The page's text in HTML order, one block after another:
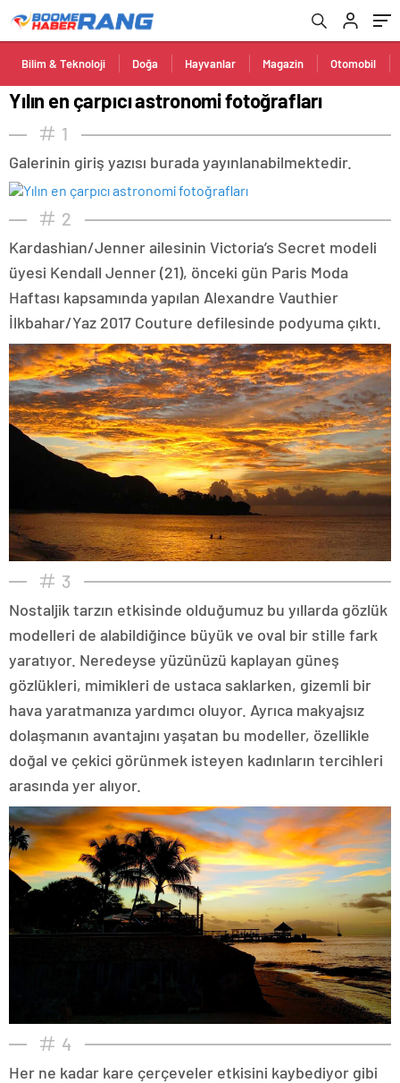
Bilim & Teknoloji Doğa Hayvanlar Magazin Otomobil
Yılın en çarpıcı astronomi fotoğrafları
1
Galerinin giriş yazısı burada yayınlanabilmektedir.
2
Kardashian/Jenner ailesinin Victoria’s Secret modeli
üyesi Kendall Jenner (21), önceki gün Paris Moda
Haftası kapsamında yapılan Alexandre Vauthier
İlkbahar/Yaz 2017 Couture defilesinde podyuma çıktı.
3
Nostaljik tarzın etkisinde olduğumuz bu yıllarda gözlük
modelleri de alabildiğince büyük ve oval bir stille fark
yaratıyor. Neredeyse yüzünüzü kaplayan güneş
gözlükleri, mimikleri de ustaca saklarken, gizemli bir
hava yaratmanıza yardımcı oluyor. Ayrıca makyajsız
dolaşmanın avantajını yaşatan bu modeller, özellikle
doğal ve çekici görünmek isteyen kadınların tercihleri
arasında yer alıyor.
4
Her ne kadar kare çerçeveler etkisini kaybediyor gibi